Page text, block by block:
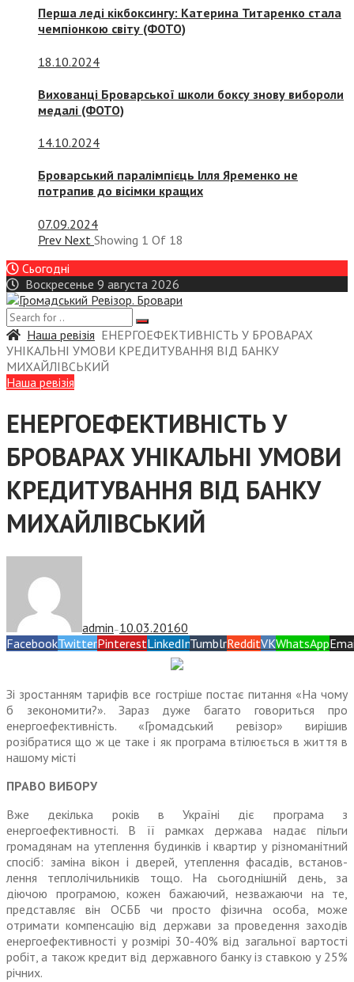
Перша леді кікбоксингу: Катерина Титаренко стала
чемпіонкою світу (ФОТО)
18.10.2024
Вихованці Броварської школи боксу знову вибороли
медалі (ФОТО)
14.10.2024
Броварський паралімпієць Ілля Яременко не
потрапив до вісімки кращих
07.09.2024
Prev Next Showing 1 Of 18
Сьогодні
Воскресенье 9 августа 2026
Наша ревізія ЕНЕРГОЕФЕКТИВНІСТЬ У БРОВАРАХ
УНІКАЛЬНІ УМОВИ КРЕДИТУВАННЯ ВІД БАНКУ
МИХАЙЛІВСЬКИЙ
Наша ревізія
ЕНЕРГОЕФЕКТИВНІСТЬ У
БРОВАРАХ УНІКАЛЬНІ УМОВИ
КРЕДИТУВАННЯ ВІД БАНКУ
МИХАЙЛІВСЬКИЙ
admin — 10.03.20160
FacebookTwitterPinterestLinkedInTumblrRedditVKWhatsApp
Зі зростанням тарифів все гостріше постає питання «На чому
б зекономити?». Зараз дуже багато говориться про
енергоефективність. «Громадський ревізор» вирішив
розібратися що ж це таке і як програма втілюється в життя в
нашому місті
ПРАВО ВИБОРУ
Вже декілька років в Україні діє програма з
енергоефективності. В її рамках держава надає пільги
громадянам на утеплення будин­ків і квартир у різноманітний
спосіб: заміна вікон і дверей, утеплення фасадів, встанов­
лення теплолічильників тощо. На сьогоднішній день, за
діючою програмою, кожен бажаючий, незважаючи на те,
представляє він ОСББ чи просто фізична особа, може
отримати компенсацію від держави за проведення заходів
енергоефективності у розмірі 30-40% від загальної вартості
робіт, а також кредит від дер­жавного банку із ставкою у 25%
річних.